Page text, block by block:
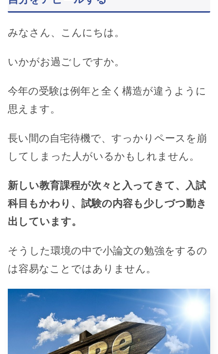
みなさん、こんにちは。
いかがお過ごしですか。
今年の受験は例年と全く構造が違うように
思えます。
長い間の自宅待機で、すっかりペースを崩
してしまった人がいるかもしれません。
新しい教育課程が次々と入ってきて、入試
科目もかわり、試験の内容も少しづつ動き
出しています。
そうした環境の中で小論文の勉強をするの
は容易なことではありません。